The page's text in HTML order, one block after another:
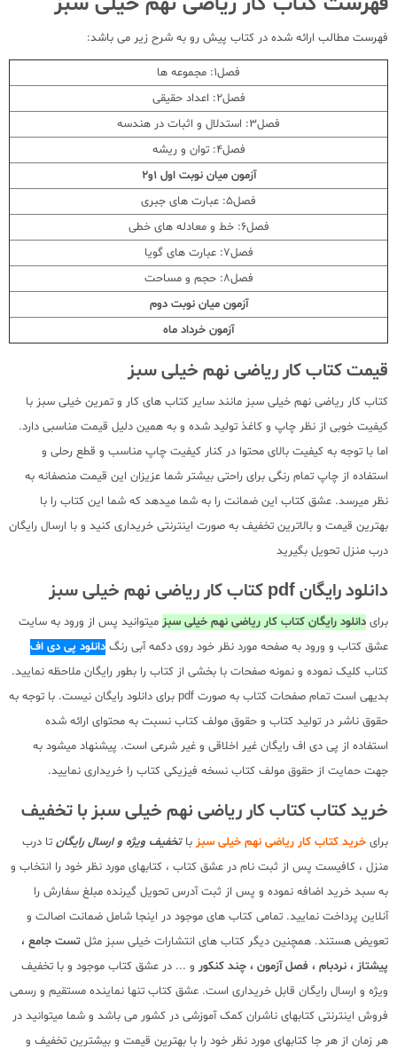
فهرست مطالب ارائه شده در کتاب پیش رو به شرح زیر می باشد:
فصل1: مجموعه ها
فصل2: اعداد حقیقی
فصل3: استدلال و اثبات در هندسه
فصل4: توان و ریشه
آزمون میان نوبت اول 1و2
فصل5: عبارت های جبری
فصل6: خط و معادله های خطی
فصل7: عبارت های گویا
فصل8: حجم و مساحت
آزمون میان نوبت دوم
آزمون خرداد ماه
قیمت کتاب کار ریاضی نهم خیلی سبز
کتاب کار ریاضی نهم خیلی سبز مانند سایر کتاب های کار و تمرین خیلی سبز با
کیفیت خوبی از نظر چاپ و کاغذ تولید شده و به همین دلیل قیمت مناسبی دارد.
اما با توجه به کیفیت بالای محتوا در کنار کیفیت چاپ مناسب و قطع رحلی و
استفاده از چاپ تمام رنگی برای راحتی بیشتر شما عزیزان این قیمت منصفانه به
نظر میرسد. عشق کتاب این ضمانت را به شما میدهد که شما این کتاب را با
بهترین قیمت و بالاترین تخفیف به صورت اینترنتی خریداری کنید و با ارسال رایگان
درب منزل تحویل بگیرید
دانلود رایگان pdf کتاب کار ریاضی نهم خیلی سبز
برای دانلود رایگان کتاب کار ریاضی نهم خیلی سبز میتوانید پس از ورود به سایت
عشق کتاب و ورود به صفحه مورد نظر خود روی دکمه آبی رنگ دانلود پی دی اف
کتاب کلیک نموده و نمونه صفحات با بخشی از کتاب را بطور رایگان ملاحظه نمایید.
بدیهی است تمام صفحات کتاب به صورت pdf برای دانلود رایگان نیست. با توجه به
حقوق ناشر در تولید کتاب و حقوق مولف کتاب نسبت به محتوای ارائه شده
استفاده از پی دی اف رایگان غیر اخلاقی و غیر شرعی است. پیشنهاد میشود به
جهت حمایت از حقوق مولف کتاب نسخه فیزیکی کتاب را خریداری نمایید.
خرید کتاب کتاب کار ریاضی نهم خیلی سبز با تخفیف
برای خرید کتاب کار ریاضی نهم خیلی سبز باتخفیف ویژه و ارسال رایگان تا درب
منزل ، کافیست پس از ثبت نام در عشق کتاب ، کتابهای مورد نظر خود را انتخاب و
به سبد خرید اضافه نموده و پس از ثبت آدرس تحویل گیرنده مبلغ سفارش را
آنلاین پرداخت نمایید. تمامی کتاب های موجود در اینجا شامل ضمانت اصالت و
تعویض هستند. همچنین دیگر کتاب های انتشارات خیلی سبز مثل تست جامع ،
پیشتاز ، نردبام ، فصل آزمون ، چند کنکور و ... در عشق کتاب موجود و با تخفیف
ویژه و ارسال رایگان قابل خریداری است. عشق کتاب تنها نماینده مستقیم و رسمی
فروش اینترنتی کتابهای ناشران کمک آموزشی در کشور می باشد و شما میتوانید در
هر زمان از هر جا کتابهای مورد نظر خود را با بهترین قیمت و بیشترین تخفیف و